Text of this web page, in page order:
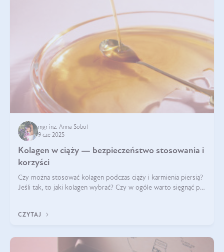
mgr inż. Anna Sobol
9 cze 2025
Kolagen w ciąży — bezpieczeństwo stosowania i
korzyści
Czy można stosować kolagen podczas ciąży i karmienia piersią?
Jeśli tak, to jaki kolagen wybrać? Czy w ogóle warto sięgnąć po
CZYTAJ